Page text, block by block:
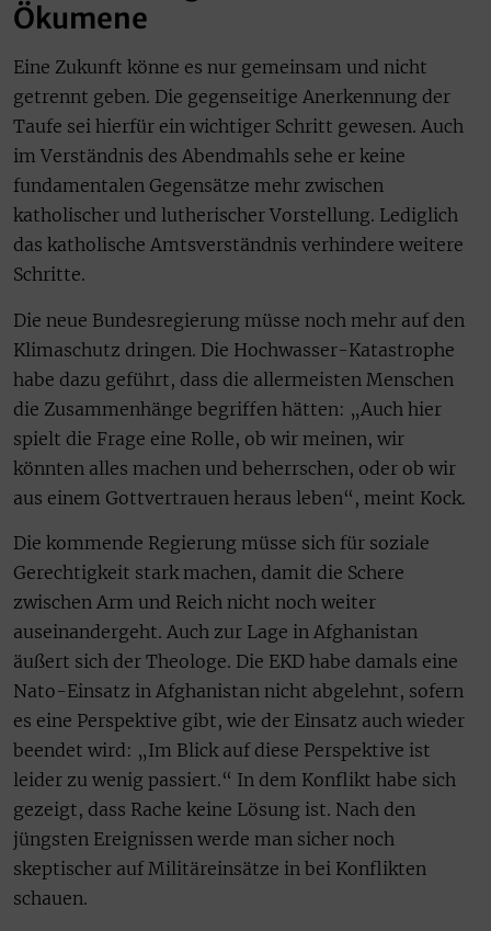
Ökumene
Eine Zukunft könne es nur gemeinsam und nicht
getrennt geben. Die gegenseitige Anerkennung der
Taufe sei hierfür ein wichtiger Schritt gewesen. Auch
im Verständnis des Abendmahls sehe er keine
fundamentalen Gegensätze mehr zwischen
katholischer und lutherischer Vorstellung. Lediglich
das katholische Amtsverständnis verhindere weitere
Schritte.
Die neue Bundesregierung müsse noch mehr auf den
Klimaschutz dringen. Die Hochwasser-Katastrophe
habe dazu geführt, dass die allermeisten Menschen
die Zusammenhänge begriffen hätten: „Auch hier
spielt die Frage eine Rolle, ob wir meinen, wir
könnten alles machen und beherrschen, oder ob wir
aus einem Gottvertrauen heraus leben“, meint Kock.
Die kommende Regierung müsse sich für soziale
Gerechtigkeit stark machen, damit die Schere
zwischen Arm und Reich nicht noch weiter
auseinandergeht. Auch zur Lage in Afghanistan
äußert sich der Theologe. Die EKD habe damals eine
Nato-Einsatz in Afghanistan nicht abgelehnt, sofern
es eine Perspektive gibt, wie der Einsatz auch wieder
beendet wird: „Im Blick auf diese Perspektive ist
leider zu wenig passiert.“ In dem Konflikt habe sich
gezeigt, dass Rache keine Lösung ist. Nach den
jüngsten Ereignissen werde man sicher noch
skeptischer auf Militäreinsätze in bei Konflikten
schauen.